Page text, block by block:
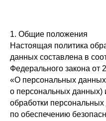
1. Общие положения
Настоящая политика
данных составлена в
Федерального закона
«О персональных
о персональных данных)
обработки
по обеспечению